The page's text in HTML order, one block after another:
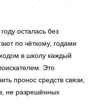
осталась без
по чёткому, годами
в школу каждый
Это
пронос средств связи,
не разрешённых